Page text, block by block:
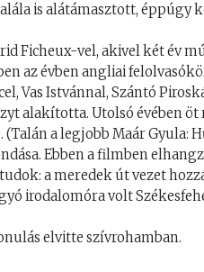
is alátámasztott,
Ficheux-vel, akivel két év
az évben angliai
Vas Istvánnal, Szántó
alakította. Utolsó évében
(Talán a legjobb Maár Gyula:
Ebben a filmben
a meredek út vezet
irodalomóra volt
elvitte szívrohamban.